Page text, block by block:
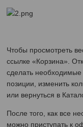
Чтобы просмотреть
ссылке «Корзина».
сделать необходимые
позиции, изменить
или вернуться в
После того, как все
можно приступать к